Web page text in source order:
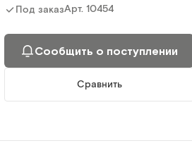
Под заказАрт. 10454
Сообщить о поступлении
Сравнить